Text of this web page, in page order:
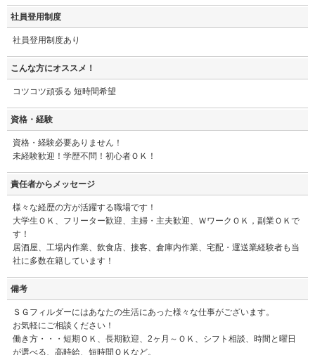
社員登用制度
社員登用制度あり
こんな方にオススメ！
コツコツ頑張る 短時間希望
資格・経験
資格・経験必要ありません！
未経験歓迎！学歴不問！初心者ＯＫ！
責任者からメッセージ
様々な経歴の方が活躍する職場です！
大学生ＯＫ、フリーター歓迎、主婦・主夫歓迎、ＷワークＯＫ，副業ＯＫで
す！
居酒屋、工場内作業、飲食店、接客、倉庫内作業、宅配・運送業経験者も当
社に多数在籍しています！
備考
ＳＧフィルダーにはあなたの生活にあった様々な仕事がございます。
お気軽にご相談ください！
働き方・・・短期ＯＫ、長期歓迎、2ヶ月～ＯＫ、シフト相談、時間と曜日
が選べる、高時給、短時間ＯＫなど。